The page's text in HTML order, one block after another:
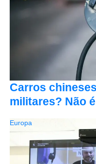
Carros
militares? Não
Europa